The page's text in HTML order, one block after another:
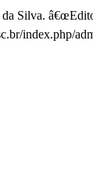
Silva.
index.php/